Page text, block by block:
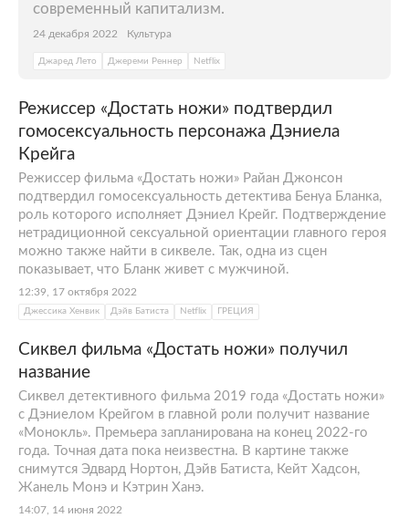
современный капитализм.
24 декабря 2022 Культура
Джаред Лето Джереми Реннер Netflix
Режиссер «Достать ножи» подтвердил
гомосексуальность персонажа Дэниела
Крейга
Режиссер фильма «Достать ножи» Райан Джонсон
подтвердил гомосексуальность детектива Бенуа Бланка,
роль которого исполняет Дэниел Крейг. Подтверждение
нетрадиционной сексуальной ориентации главного героя
можно также найти в сиквеле. Так, одна из сцен
показывает, что Бланк живет с мужчиной.
12:39, 17 октября 2022
Джессика Хенвик Дэйв Батиста Netflix ГРЕЦИЯ
Сиквел фильма «Достать ножи» получил
название
Сиквел детективного фильма 2019 года «Достать ножи»
с Дэниелом Крейгом в главной роли получит название
«Монокль». Премьера запланирована на конец 2022-го
года. Точная дата пока неизвестна. В картине также
снимутся Эдвард Нортон, Дэйв Батиста, Кейт Хадсон,
Жанель Монэ и Кэтрин Ханэ.
14:07, 14 июня 2022